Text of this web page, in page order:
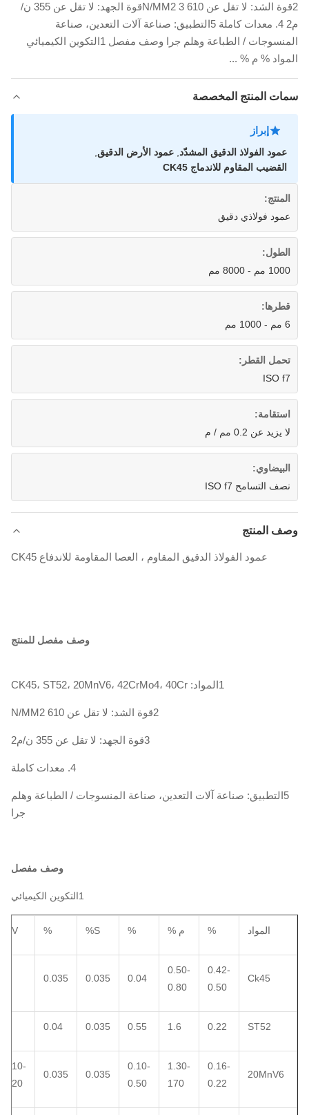
2قوة الشد: لا تقل عن 610 N/MM2 3قوة الجهد: لا تقل عن 355 ن/
م2 4. معدات كاملة 5التطبيق: صناعة آلات التعدين، صناعة
المنسوجات / الطباعة وهلم جرا وصف مفصل 1التكوين الكيميائي
المواد % م % ...
سمات المنتج المخصصة
إبراز
عمود الفولاذ الدقيق المشدّد, عمود الأرض الدقيق,
القضيب المقاوم للاندماج CK45
المنتج:
عمود فولاذي دقيق
الطول:
1000 مم - 8000 مم
قطرها:
6 مم - 1000 مم
تحمل القطر:
ISO f7
استقامة:
لا يزيد عن 0.2 مم / م
البيضاوي:
نصف التسامح ISO f7
وصف المنتج
عمود الفولاذ الدقيق المقاوم ، العصا المقاومة للاندفاع CK45
وصف مفصل للمنتج
1المواد: CK45، ST52، 20MnV6، 42CrMo4، 40Cr
2قوة الشد: لا تقل عن 610 N/MM2
3قوة الجهد: لا تقل عن 355 ن/م2
4. معدات كاملة
5التطبيق: صناعة آلات التعدين، صناعة المنسوجات / الطباعة وهلم
جرا
وصف مفصل
1التكوين الكيميائي
المواد % م % %
S%
%
V%
Ck45
0.42-
0.50
0.50-
0.80
0.04
0.035
0.035
ST52
0.22
1.6
0.55
0.035
0.04
20MnV6
0.16-
0.22
1.30-
170
0.10-
0.50
0.035
0.035
0.10-
0.20